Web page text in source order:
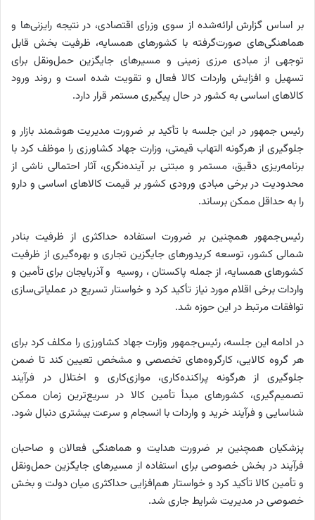
بر اساس گزارش ارائه‌شده از سوی وزرای اقتصادی، در نتیجه رایزنی‌ها و
هماهنگی‌های صورت‌گرفته با کشورهای همسایه، ظرفیت بخش قابل
توجهی از مبادی مرزی زمینی و مسیرهای جایگزین حمل‌ونقل برای
تسهیل و افزایش واردات کالا فعال و تقویت شده است و روند ورود
کالاهای اساسی به کشور در حال پیگیری مستمر قرار دارد.
رئیس جمهور در این جلسه با تأکید بر ضرورت مدیریت هوشمند بازار و
جلوگیری از هرگونه التهاب قیمتی، وزارت جهاد کشاورزی را موظف کرد با
برنامه‌ریزی دقیق، مستمر و مبتنی بر آینده‌نگری، آثار احتمالی ناشی از
محدودیت در برخی مبادی ورودی کشور بر قیمت کالاهای اساسی و دارو
را به حداقل ممکن برساند.
رئیس‌جمهور همچنین بر ضرورت استفاده حداکثری از ظرفیت بنادر
شمالی کشور، توسعه کریدورهای جایگزین تجاری و بهره‌گیری از ظرفیت
کشورهای همسایه، از جمله پاکستان ، روسیه و آذربایجان برای تأمین و
واردات برخی اقلام مورد نیاز تأکید کرد و خواستار تسریع در عملیاتی‌سازی
توافقات مرتبط در این حوزه شد.
در ادامه این جلسه، رئیس‌جمهور وزارت جهاد کشاورزی را مکلف کرد برای
هر گروه کالایی، کارگروه‌های تخصصی و مشخص تعیین کند تا ضمن
جلوگیری از هرگونه پراکنده‌کاری، موازی‌کاری و اختلال در فرآیند
تصمیم‌گیری، کشورهای مبدأ تأمین کالا در سریع‌ترین زمان ممکن
شناسایی و فرآیند خرید و واردات با انسجام و سرعت بیشتری دنبال شود.
پزشکیان همچنین بر ضرورت هدایت و هماهنگی فعالان و صاحبان
فرآیند در بخش خصوصی برای استفاده از مسیرهای جایگزین حمل‌ونقل
و تأمین کالا تأکید کرد و خواستار هم‌افزایی حداکثری میان دولت و بخش
خصوصی در مدیریت شرایط جاری شد.